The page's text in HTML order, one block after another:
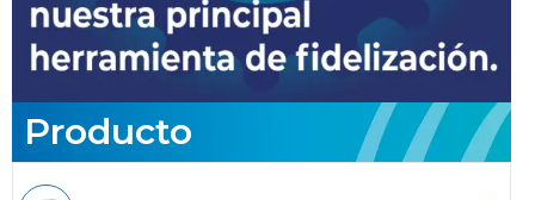
Producto